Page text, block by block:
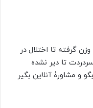
گرفته تا اختلال در
تا دیر نشده
مشاورۀ آنلاین بگیر​